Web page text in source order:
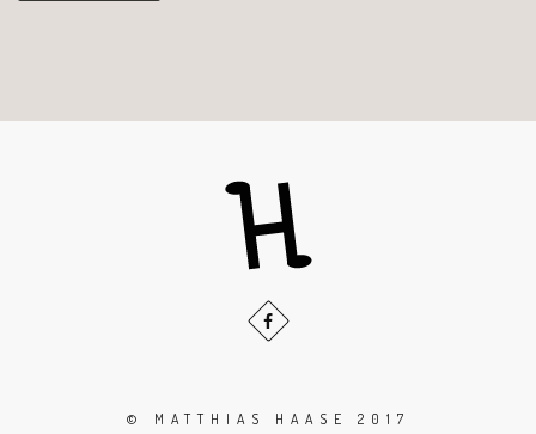
© MATTHIAS HAASE 2017